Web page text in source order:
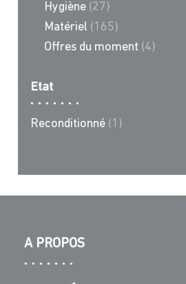
Hygiène (27)
Matériel (165)
Offres du moment (4)
Etat
Reconditionné (1)
A PROPOS